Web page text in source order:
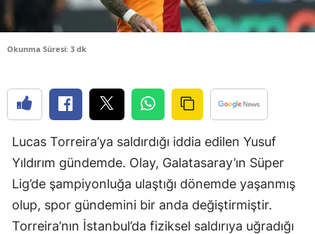
Çankırı
Diyarbakır
Elazığ
Erzincan
Okunma Süresi: 3 dk
Lucas Torreira’ya saldırdığı iddia edilen Yusuf
Yıldırım gündemde. Olay, Galatasaray’ın Süper
Lig’de şampiyonluğa ulaştığı dönemde yaşanmış
olup, spor gündemini bir anda değiştirmiştir.
Torreira’nın İstanbul’da fiziksel saldırıya uğradığı